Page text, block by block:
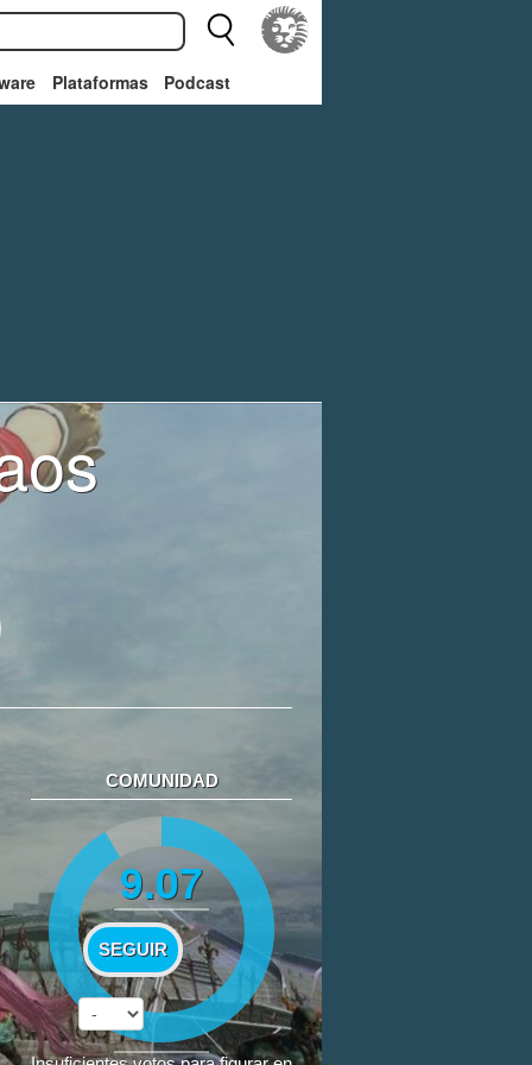
Plataformas Podcast
COMUNIDAD
9.07
SEGUIR